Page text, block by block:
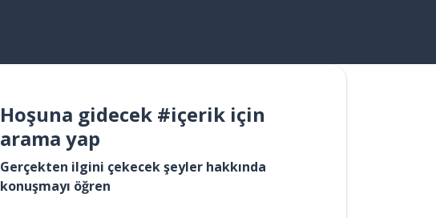
Hoşuna gidecek #içerik için
arama yap
Gerçekten ilgini çekecek şeyler hakkında
konuşmayı öğren